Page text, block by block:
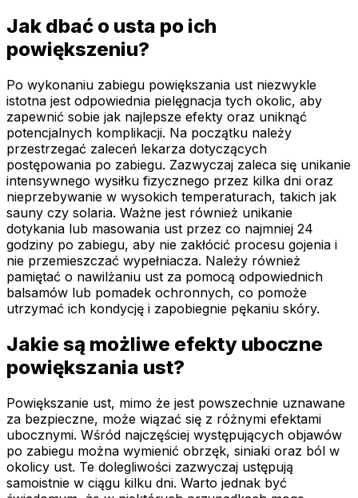
Jak dbać o usta po ich
powiększeniu?
Po wykonaniu zabiegu powiększania ust niezwykle
istotna jest odpowiednia pielęgnacja tych okolic, aby
zapewnić sobie jak najlepsze efekty oraz uniknąć
potencjalnych komplikacji. Na początku należy
przestrzegać zaleceń lekarza dotyczących
postępowania po zabiegu. Zazwyczaj zaleca się unikanie
intensywnego wysiłku fizycznego przez kilka dni oraz
nieprzebywanie w wysokich temperaturach, takich jak
sauny czy solaria. Ważne jest również unikanie
dotykania lub masowania ust przez co najmniej 24
godziny po zabiegu, aby nie zakłócić procesu gojenia i
nie przemieszczać wypełniacza. Należy również
pamiętać o nawilżaniu ust za pomocą odpowiednich
balsamów lub pomadek ochronnych, co pomoże
utrzymać ich kondycję i zapobiegnie pękaniu skóry.
Jakie są możliwe efekty uboczne
powiększania ust?
Powiększanie ust, mimo że jest powszechnie uznawane
za bezpieczne, może wiązać się z różnymi efektami
ubocznymi. Wśród najczęściej występujących objawów
po zabiegu można wymienić obrzęk, siniaki oraz ból w
okolicy ust. Te dolegliwości zazwyczaj ustępują
samoistnie w ciągu kilku dni. Warto jednak być